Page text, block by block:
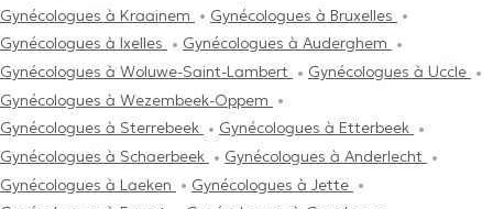
Gynécologues à Kraainem
Gynécologues à Bruxelles
Gynécologues à Ixelles
Gynécologues à Auderghem
Gynécologues à Woluwe-Saint-Lambert
Gynécologues à Uccle
Gynécologues à Wezembeek-Oppem
Gynécologues à Sterrebeek
Gynécologues à Etterbeek
Gynécologues à Schaerbeek
Gynécologues à Anderlecht
Gynécologues à Laeken
Gynécologues à Jette